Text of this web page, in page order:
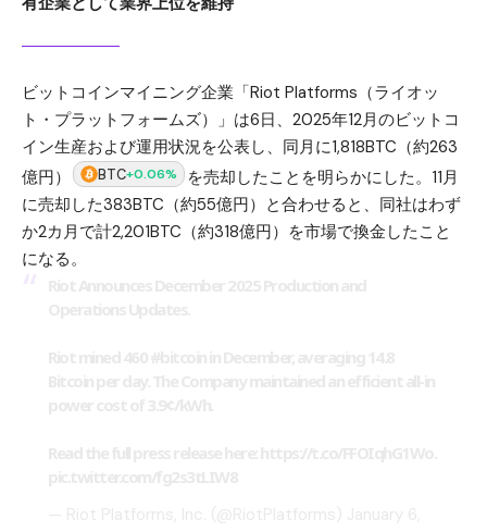
ビットコインマイニング企業「Riot Platforms（ライオッ
ト・プラットフォームズ）」は6日、2025年12月のビットコ
イン生産および運用状況を公表し、同月に1,818BTC（約263
億円）
BTC+0.06%
を売却したことを明らかにした。11月
に売却した383BTC（約55億円）と合わせると、同社はわず
か2カ月で計2,201BTC（約318億円）を市場で換金したこと
になる。